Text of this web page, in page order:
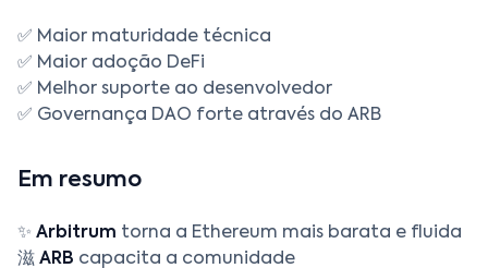
✅ Maior maturidade técnica
✅ Maior adoção DeFi
✅ Melhor suporte ao desenvolvedor
✅ Governança DAO forte através do ARB
Em resumo
✨ Arbitrum torna a Ethereum mais barata e fluida
滋 ARB capacita a comunidade